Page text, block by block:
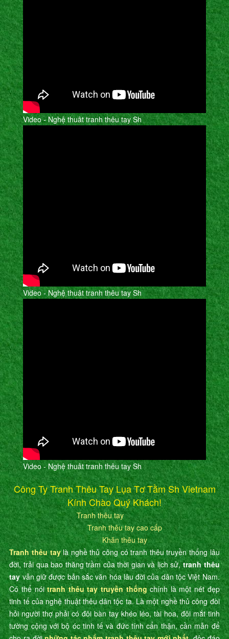
Video - Nghệ thuât tranh thêu tay Sh
Video - Nghệ thuât tranh thêu tay Sh
Video - Nghệ thuât tranh thêu tay Sh
Công Ty Tranh Thêu Tay Lụa Tơ Tằm Sh Vietnam
Kính Chào Quý Khách!
Tranh thêu tay
Tranh thêu tay cao cấp
Khăn thêu tay
Tranh thêu taylà nghề thủ công có tranh thêu truyền thống lâu
đời, trải qua bao thăng trầm của thời gian và lịch sử,tranh thêu
tayvẫn giữ được bản sắc văn hóa lâu đời của dân tộc Việt Nam.
Có thể nóitranh thêu tay truyền thốngchính là một nét đẹp
tinh tế của nghệ thuật thêu dân tộc ta. Là một nghề thủ công đòi
hỏi người thợ phải có đôi bàn tay khéo léo, tài hoa, đôi mắt tinh
tường cộng với bộ óc tinh tế và đức tính cẩn thận, cần mẫn để